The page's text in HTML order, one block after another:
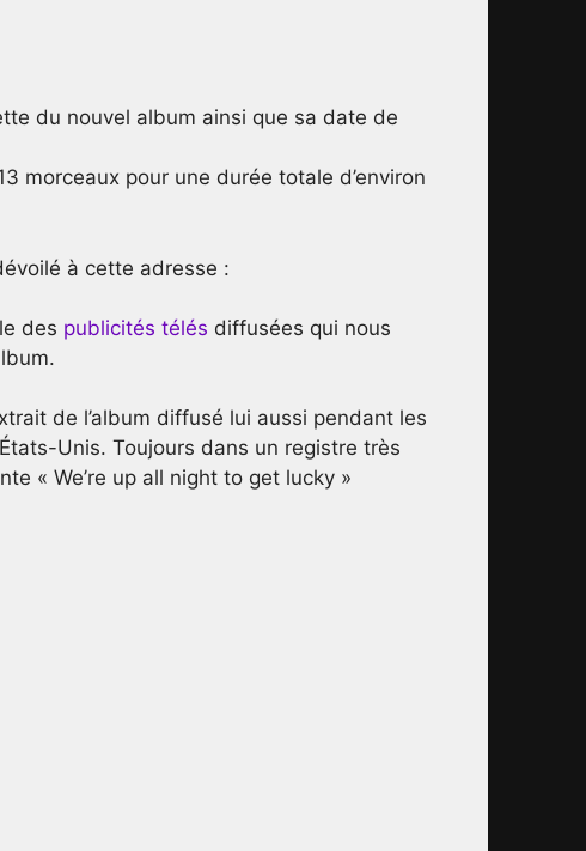
du nouvel album ainsi que sa date de
morceaux pour une durée totale d’environ
à cette adresse :
des publicités télés diffusées qui nous
de l’album diffusé lui aussi pendant les
Unis. Toujours dans un registre très
« We’re up all night to get lucky »